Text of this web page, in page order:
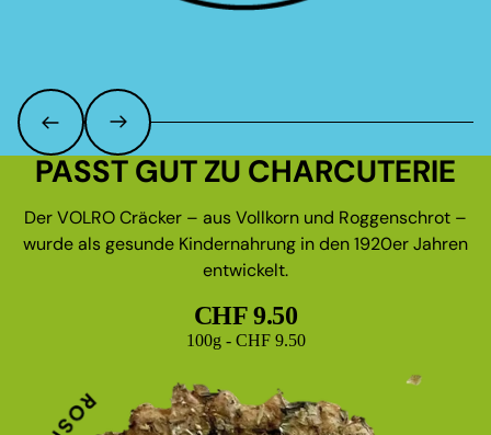
PASST GUT ZU CHARCUTERIE
Der VOLRO Cräcker – aus Vollkorn und Roggenschrot –
wurde als gesunde Kindernahrung in den 1920er Jahren
entwickelt.
CHF 9.50
Grundpreis
100g - CHF 9.50